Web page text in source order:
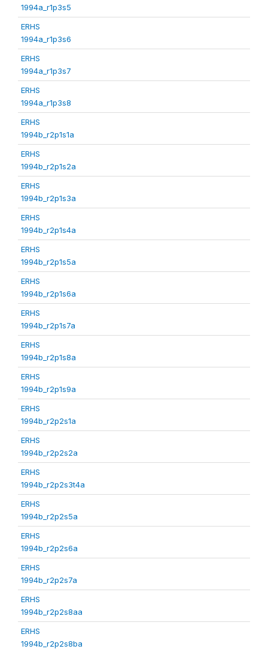
1994a_r1p3s5
ERHS
1994a_r1p3s6
ERHS
1994a_r1p3s7
ERHS
1994a_r1p3s8
ERHS
1994b_r2p1s1a
ERHS
1994b_r2p1s2a
ERHS
1994b_r2p1s3a
ERHS
1994b_r2p1s4a
ERHS
1994b_r2p1s5a
ERHS
1994b_r2p1s6a
ERHS
1994b_r2p1s7a
ERHS
1994b_r2p1s8a
ERHS
1994b_r2p1s9a
ERHS
1994b_r2p2s1a
ERHS
1994b_r2p2s2a
ERHS
1994b_r2p2s3t4a
ERHS
1994b_r2p2s5a
ERHS
1994b_r2p2s6a
ERHS
1994b_r2p2s7a
ERHS
1994b_r2p2s8aa
ERHS
1994b_r2p2s8ba